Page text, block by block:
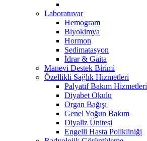
Laboratuvar
Hemogram
Biyokimya
Hormon
Sedimatasyon
İdrar & Gaita
Manevi Destek Birimi
Özellikli Sağlık Hizmetleri
Palyatif Bakım Hizmetleri
Diyabet Okulu
Organ Bağışı
Genel Yoğun Bakım
Diyaliz Ünitesi
Engelli Hasta Polikliniği